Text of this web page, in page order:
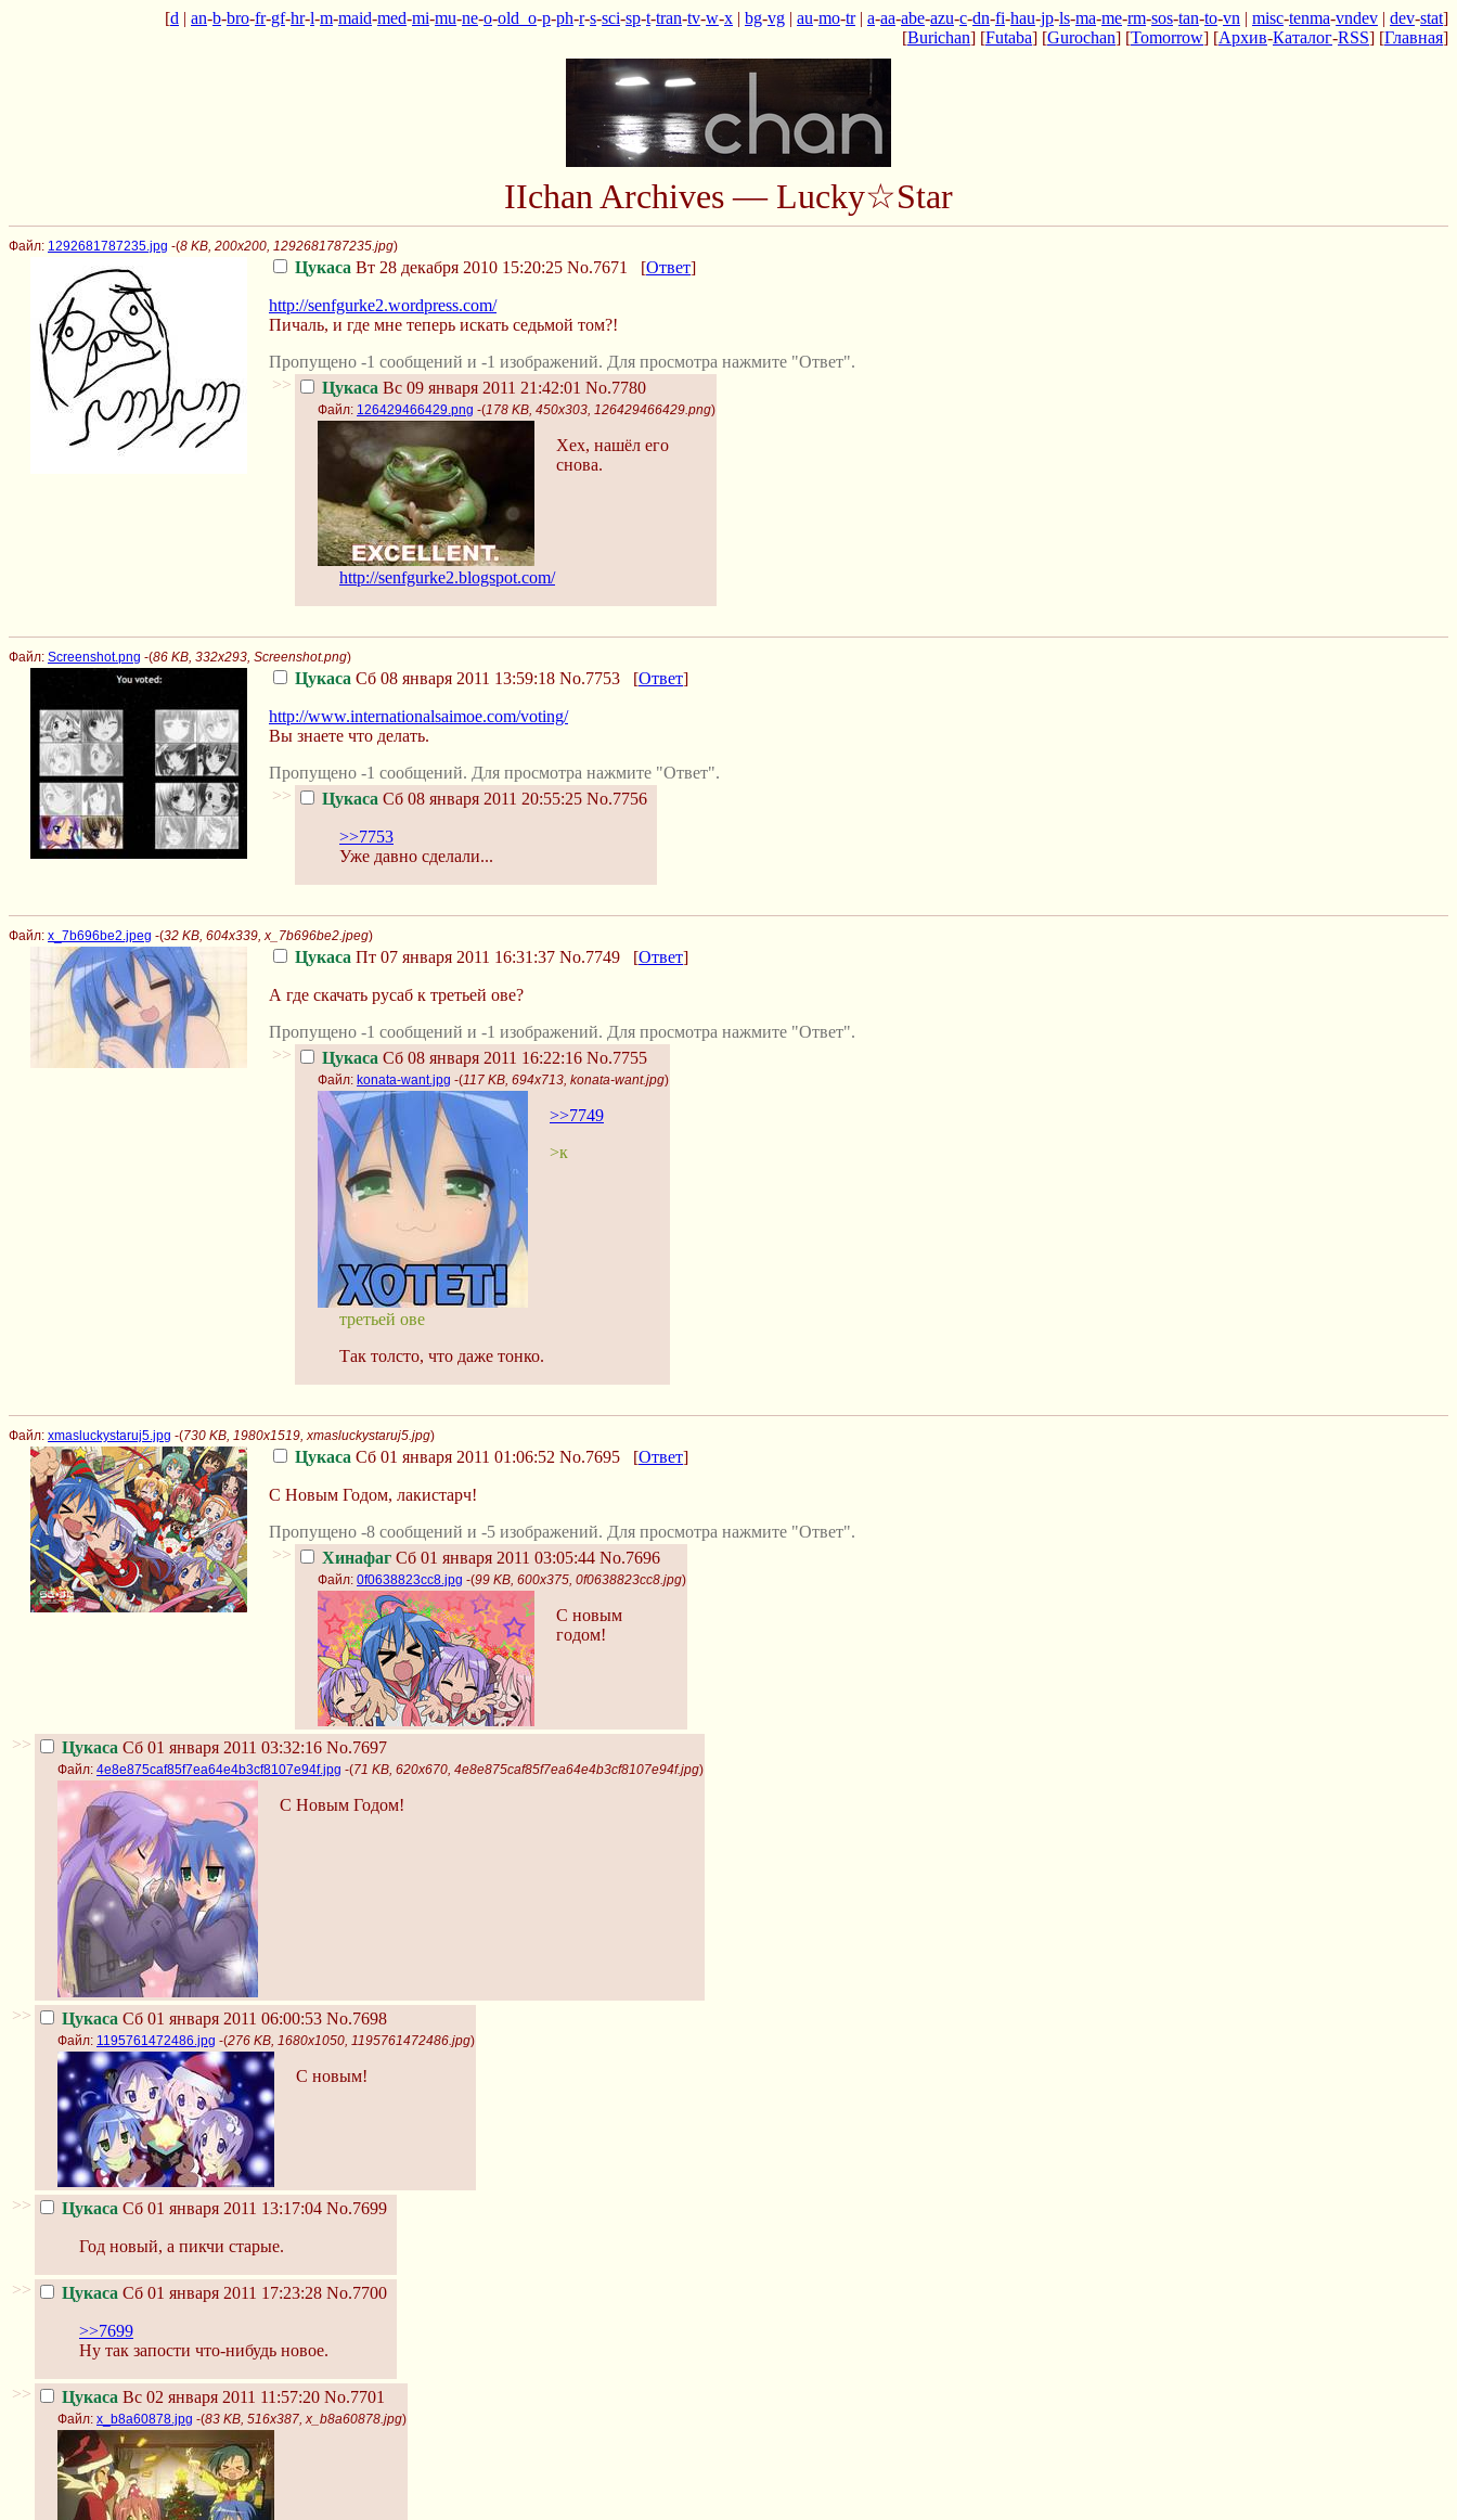
[d | an-b-bro-fr-gf-hr-l-m-maid-med-mi-mu-ne-o-old_o-p-ph-r-s-sci-sp-t-tran-tv-w-x | bg-vg | au-mo-tr| a-aa-abe-azu-c-dn-fi-hau-jp-ls-ma-me-rm-sos-tan-to-vn | misc-tenma-vndev | dev-stat]
[Burichan] [Futaba] [Gurochan] [Tomorrow] [Архив-Каталог-RSS] [Главная]
IIchan Archives — Lucky☆Star
Файл: 1292681787235.jpg -(8 KB, 200x200, 1292681787235.jpg)
Цукаса Вт 28 декабря 2010 15:20:25 No.7671 [Ответ]
http://senfgurke2.wordpress.com/
Пичаль, и где мне теперь искать седьмой том?!
Пропущено -1 сообщений и -1 изображений. Для просмотра нажмите "Ответ".
>>
Цукаса Вс 09 января 2011 21:42:01 No.7780
Файл: 126429466429.png -(178 KB, 450x303, 126429466429.png)
Хех, нашёл его
снова.
http://senfgurke2.blogspot.com/
Файл: Screenshot.png -(86 KB, 332x293, Screenshot.png)
Цукаса Сб 08 января 2011 13:59:18 No.7753 [Ответ]
http://www.internationalsaimoe.com/voting/
Вы знаете что делать.
Пропущено -1 сообщений. Для просмотра нажмите "Ответ".
>>
Цукаса Сб 08 января 2011 20:55:25 No.7756
>>7753
Уже давно сделали...
Файл: x_7b696be2.jpeg -(32 KB, 604x339, x_7b696be2.jpeg)
Цукаса Пт 07 января 2011 16:31:37 No.7749 [Ответ]
А где скачать русаб к третьей ове?
Пропущено -1 сообщений и -1 изображений. Для просмотра нажмите "Ответ".
>>
Цукаса Сб 08 января 2011 16:22:16 No.7755
Файл: konata-want.jpg -(117 KB, 694x713, konata-want.jpg)
>>7749
>к
третьей ове
Так толсто, что даже тонко.
Файл: xmasluckystaruj5.jpg -(730 KB, 1980x1519, xmasluckystaruj5.jpg)
Цукаса Сб 01 января 2011 01:06:52 No.7695 [Ответ]
С Новым Годом, лакистарч!
Пропущено -8 сообщений и -5 изображений. Для просмотра нажмите "Ответ".
>>
Хинафаг Сб 01 января 2011 03:05:44 No.7696
Файл: 0f0638823cc8.jpg -(99 KB, 600x375, 0f0638823cc8.jpg)
C новым
годом!
>> Цукаса Сб 01 января 2011 03:32:16 No.7697
Файл: 4e8e875caf85f7ea64e4b3cf8107e94f.jpg -(71 KB, 620x670, 4e8e875caf85f7ea64e4b3cf8107e94f.jpg)
С Новым Годом!
>> Цукаса Сб 01 января 2011 06:00:53 No.7698
Файл: 1195761472486.jpg -(276 KB, 1680x1050, 1195761472486.jpg)
C новым!
>> Цукаса Сб 01 января 2011 13:17:04 No.7699
Год новый, а пикчи старые.
>> Цукаса Сб 01 января 2011 17:23:28 No.7700
>>7699
Ну так запости что-нибудь новое.
>> Цукаса Вс 02 января 2011 11:57:20 No.7701
Файл: x_b8a60878.jpg -(83 KB, 516x387, x_b8a60878.jpg)